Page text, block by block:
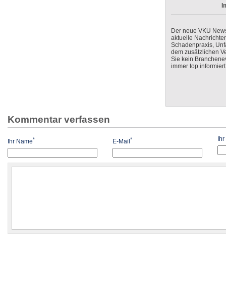
Der neue VKU
aktuelle
Schadenpraxis,
dem zusätzlichen
Sie kein
immer top
Kommentar verfassen
Ihr Name* E-Mail* Ihr